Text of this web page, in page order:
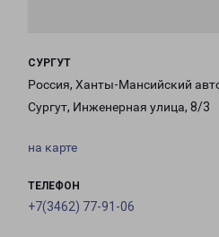
СУРГУТ
Россия, Ханты-Мансийский
Сургут, Инженерная улица, 8/3
на карте
ТЕЛЕФОН
+7(3462) 77-91-06